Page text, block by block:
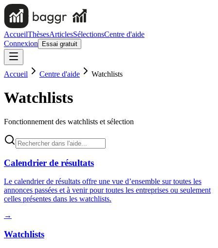
AccueilThèsesArticlesSélectionsCentre d'aide
Connexion
Essai gratuit
Accueil Centre d'aide Watchlists
Watchlists
Fonctionnement des watchlists et sélection
Calendrier de résultats
Le calendrier de résultats offre une vue d’ensemble sur toutes les
annonces passées et à venir pour toutes les entreprises ou seulement
celles présentes dans les watchlists.
→
Watchlists